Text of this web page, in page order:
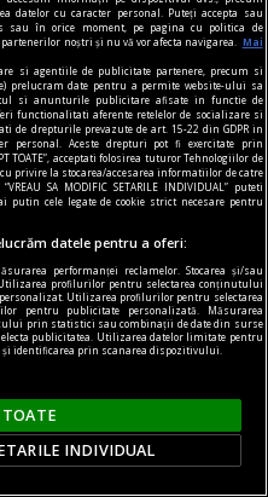
a unei companii de
fiind acuzată că și-
de lei din
18 transferuri
datelor cu caracter personal. Puteți accepta sau
sau în orice moment, pe pagina cu politica de
noștri și nu vă vor afecta navigarea.
Mai
si agentiile de publicitate partenere, precum si
prelucram date pentru a permite website-ului sa
si anunturile publicitare afisate in functie de
functionalitati aferente retelelor de socializare si
de drepturile prevazute de art. 15-22 din GDPR in
personal. Aceste drepturi pot fi exercitate prin
TOATE”, acceptati folosirea tuturor Tehnologiilor de
privire la stocarea/accesarea informatiilor de catre
SA MODIFIC SETARILE INDIVIDUAL” puteti
cele legate de cookie strict necesare pentru
datele pentru a oferi:
performanței reclamelor. Stocarea și/sau
profilurilor pentru selectarea conținutului
Utilizarea profilurilor pentru selectarea
pentru publicitate personalizată. Măsurarea
prin statistici sau combinații de date din surse
publicitatea. Utilizarea datelor limitate pentru
și identificarea prin scanarea dispozitivului.
TOATE
INDIVIDUAL